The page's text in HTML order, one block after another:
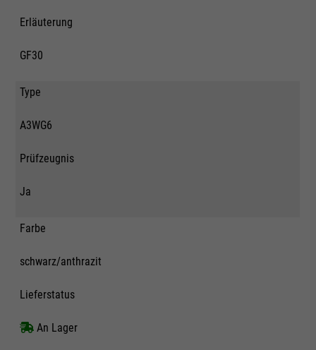
Erläuterung
GF30
Type
A3WG6
Prüfzeugnis
Ja
Farbe
schwarz/anthrazit
Lieferstatus
An Lager